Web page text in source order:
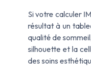
Si votre calculer
résultat à un
qualité de
silhouette et la
des soins